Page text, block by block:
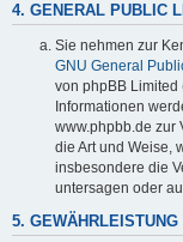
4. GENERAL PUBLIC
Sie nehmen zur
GNU General
von phpBB Limited
Informationen
www.phpbb.de zur
die Art und Weise,
insbesondere die
untersagen oder
5. GEWÄHRLEISTUNG